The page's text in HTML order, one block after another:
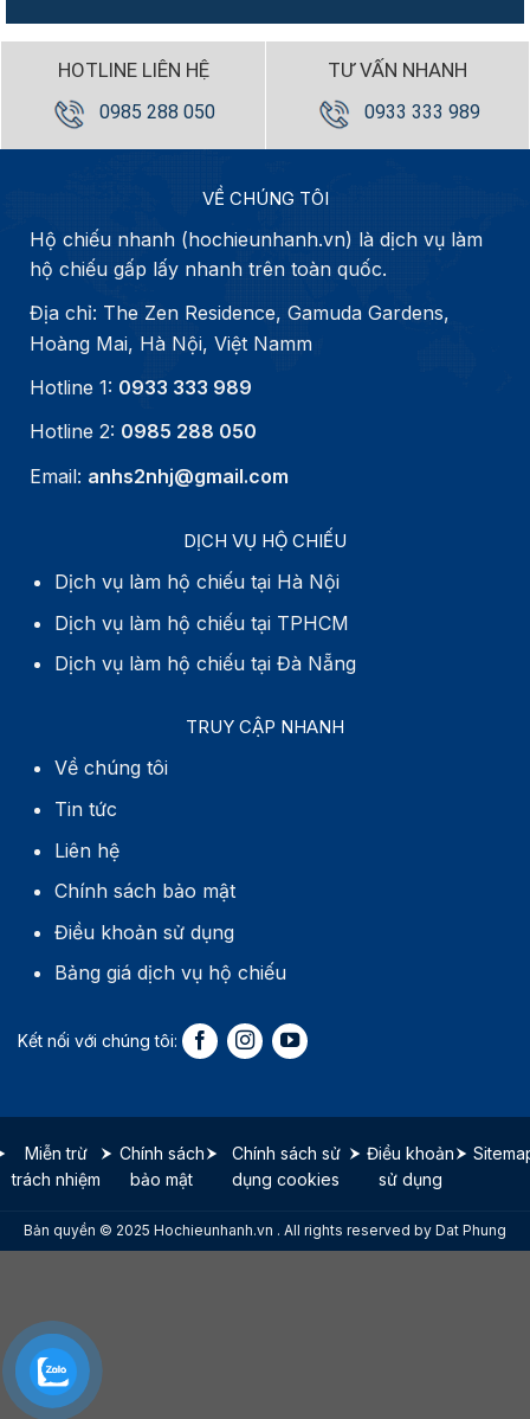
HOTLINE LIÊN HỆ
0985 288 050
TƯ VẤN NHANH
0933 333 989
VỀ CHÚNG TÔI
Hộ chiếu nhanh (hochieunhanh.vn) là dịch vụ làm
hộ chiếu gấp lấy nhanh trên toàn quốc.
Địa chỉ: The Zen Residence, Gamuda Gardens,
Hoàng Mai, Hà Nội, Việt Namm
Hotline 1: 0933 333 989
Hotline 2: 0985 288 050
Email: anhs2nhj@gmail.com
DỊCH VỤ HỘ CHIẾU
Dịch vụ làm hộ chiếu tại Hà Nội
Dịch vụ làm hộ chiếu tại TPHCM
Dịch vụ làm hộ chiếu tại Đà Nẵng
TRUY CẬP NHANH
Về chúng tôi
Tin tức
Liên hệ
Chính sách bảo mật
Điều khoản sử dụng
Bảng giá dịch vụ hộ chiếu
Miễn trừ
trách nhiệm
Chính sách
bảo mật
Chính sách sử
dụng cookies
Điều khoản
sử dụng
Bản quyền © 2025 Hochieunhanh.vn . All rights reserved by Dat Phung